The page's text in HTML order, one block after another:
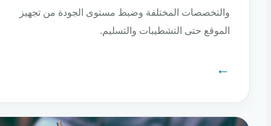
والتخصصات المختلفة وضبط مستوى الجودة من تجهيز
الموقع حتى التشطيبات والتسليم.